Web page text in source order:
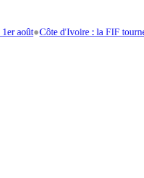
●Côte d'Ivoire : la FIF tourne la